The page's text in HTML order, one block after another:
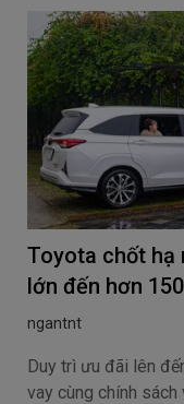
Toyota chốt hạ
lớn đến hơn
ngantnt
Duy trì ưu đãi lên
vay cùng chính